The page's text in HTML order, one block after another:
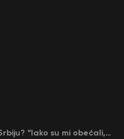
Zašto Rade Krunić ne igra za Srbiju? “Iako su mi obećali, niko me nije zvao…”